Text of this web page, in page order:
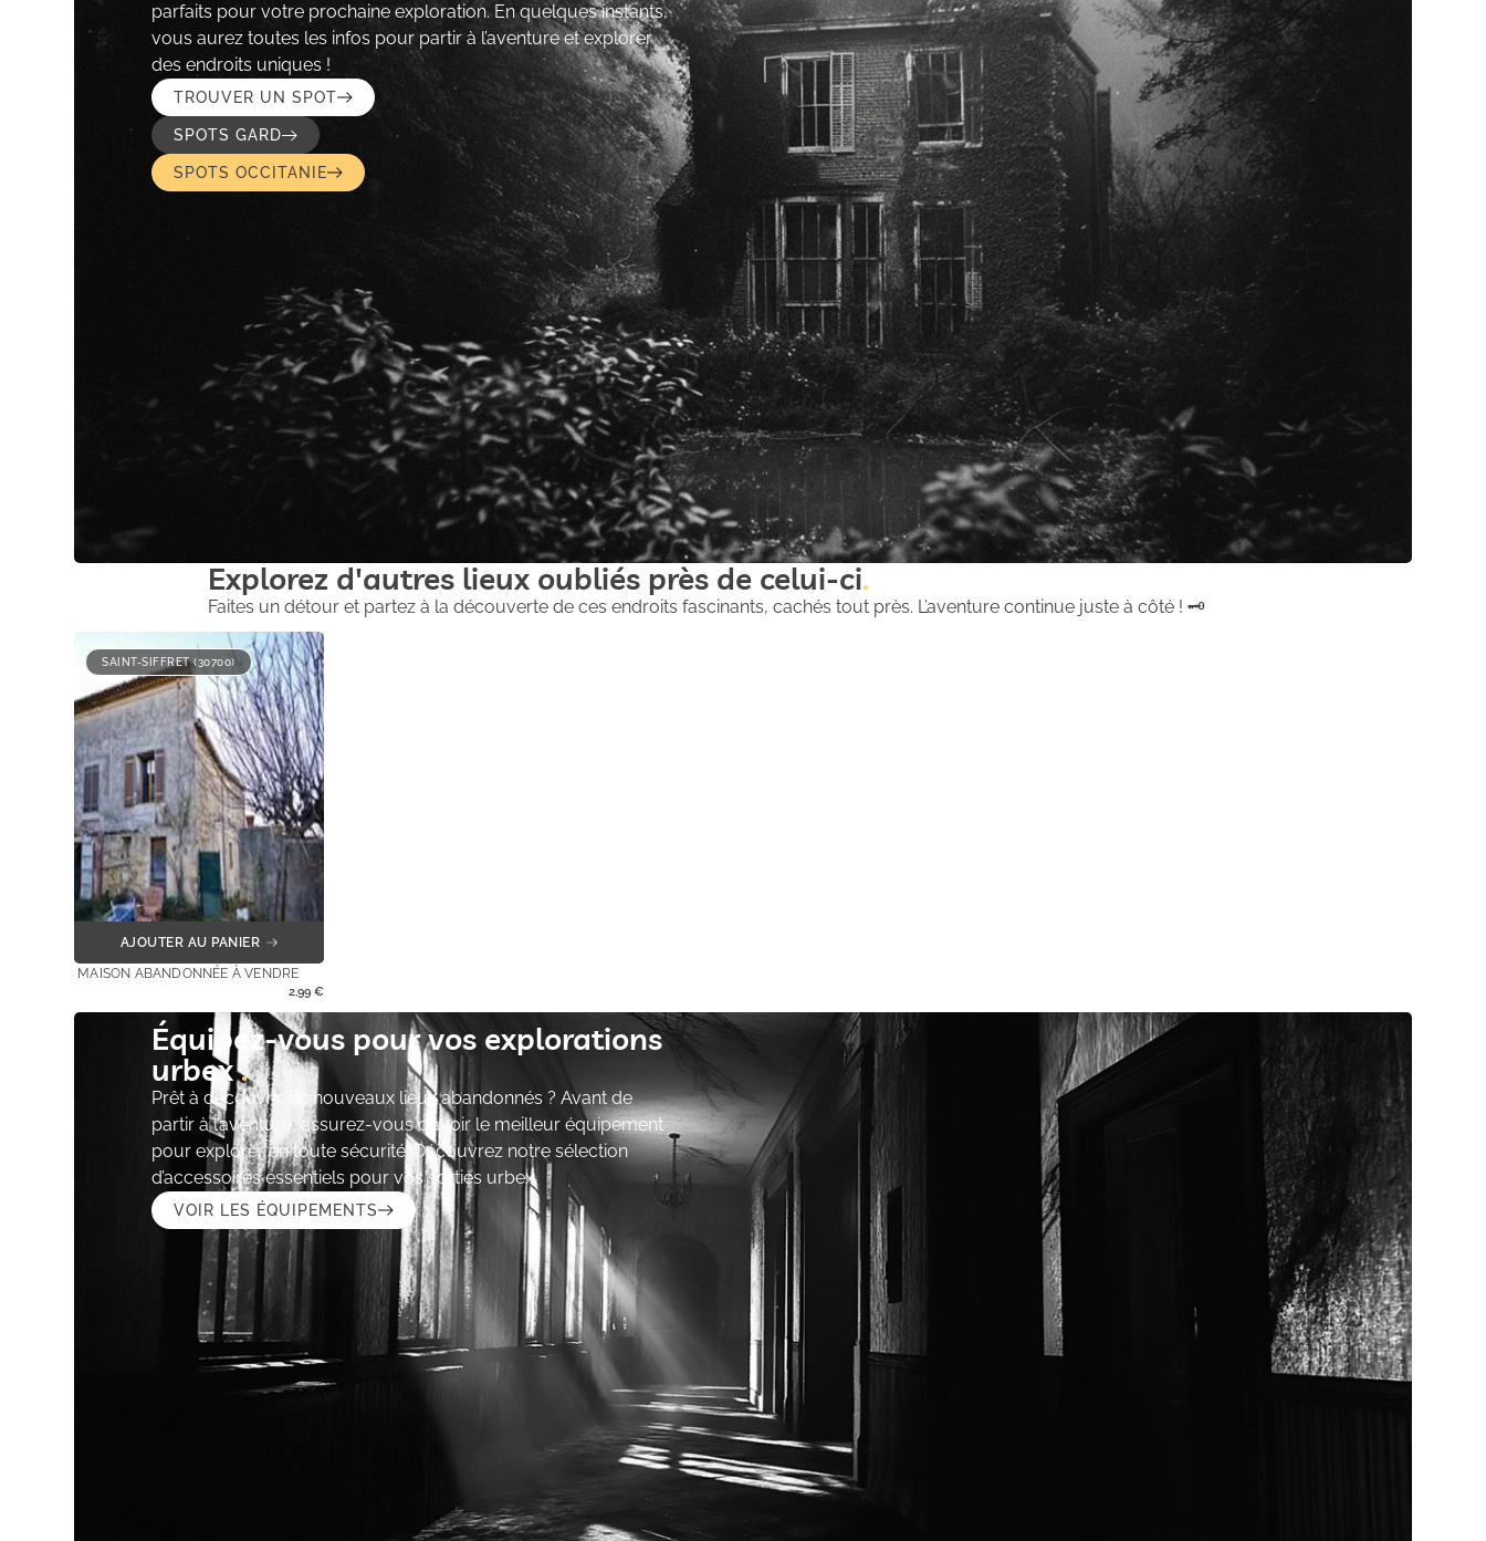
parfaits pour votre prochaine exploration. En quelques instants,
vous aurez toutes les infos pour partir à l’aventure et explorer
des endroits uniques !
TROUVER UN SPOT
SPOTS GARD
SPOTS OCCITANIE
Explorez d'autres lieux oubliés près de celui-ci
Faites un détour et partez à la découverte de ces endroits fascinants, cachés tout près. L’aventure continue juste à côté ! 🗝️
SAINT-SIFFRET (30700)
AJOUTER AU PANIER
MAISON ABANDONNÉE À VENDRE
2,99€
Équipez-vous pour vos explorations
urbex
Prêt à découvrir de nouveaux lieux abandonnés ? Avant de
partir à l’aventure, assurez-vous d’avoir le meilleur équipement
pour explorer en toute sécurité. Découvrez notre sélection
d’accessoires essentiels pour vos sorties urbex.
VOIR LES ÉQUIPEMENTS